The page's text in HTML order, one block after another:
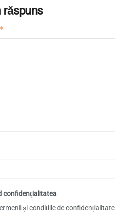
răspuns
confidențialitatea
și condițiile de confidențialitate